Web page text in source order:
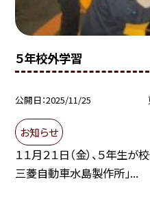
５年校外学習
公開日 2025/11/25
お知らせ
１１月２１日（金）、５年生
三菱自動車水島製作所」...